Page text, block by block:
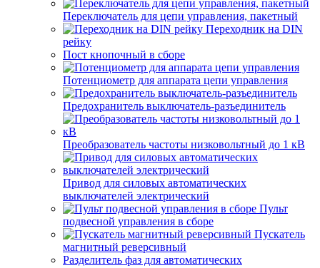
Переключатель для цепи управления, пакетный
Переходник на DIN
рейку
Пост кнопочный в сборе
Потенциометр для аппарата цепи управления
Предохранитель выключатель-разъединитель
Преобразователь частоты низковольтный до 1 кВ
Привод для силовых автоматических
выключателей электрический
Пульт
подвесной управления в сборе
Пускатель
магнитный реверсивный
Разделитель фаз для автоматических